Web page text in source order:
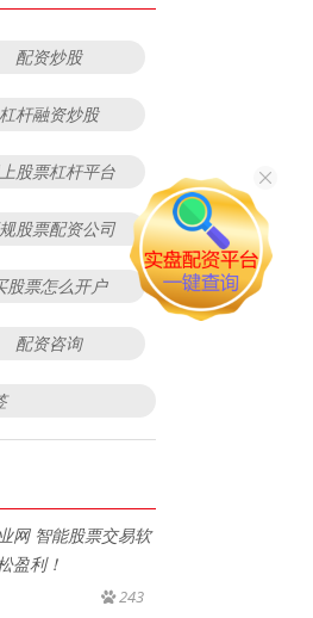
配资炒股
杠杆融资炒股
股票杠杆平台
股票配资公司
股票怎么开户
配资咨询
网 智能股票交易软
盈利！
243